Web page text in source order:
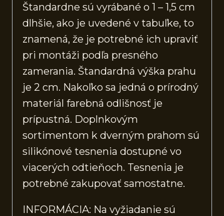
Štandardne sú vyrábané o 1 – 1,5 cm
dlhšie, ako je uvedené v tabuľke, to
znamená, že je potrebné ich upraviť
pri montáži podľa presného
zamerania. Štandardná výška prahu
je 2 cm. Nakoľko sa jedná o prírodný
materiál farebná odlišnosť je
prípustná. Doplnkovým
sortimentom k dverným prahom sú
silikónové tesnenia dostupné vo
viacerých odtieňoch. Tesnenia je
potrebné zakupovať samostatne.
INFORMÁCIA: Na vyžiadanie sú